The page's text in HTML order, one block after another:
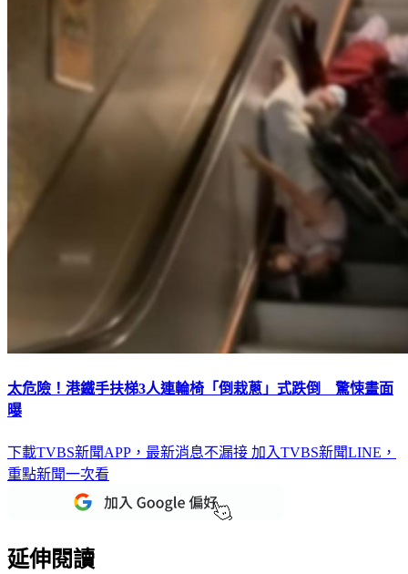
太危險！港鐵手扶梯3人連輪椅「倒栽蔥」式跌倒 驚悚畫面
曝
下載TVBS新聞APP，最新消息不漏接 加入TVBS新聞LINE，
重點新聞一次看
延伸閱讀